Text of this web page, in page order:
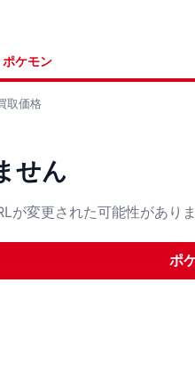
ポケモン
取価格
せん
が変更された可能性がありま
ポ